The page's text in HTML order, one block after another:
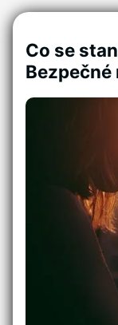
Co se
Bezpečné